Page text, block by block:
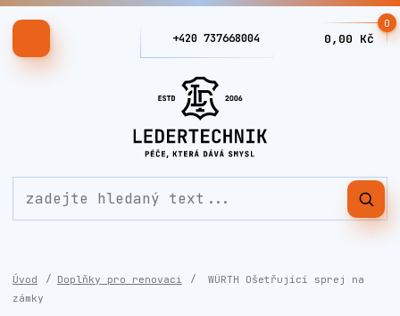
+420 737668004
0
0,00 Kč
Úvod Doplňky pro renovaci
WÜRTH Ošetřující sprej na
zámky